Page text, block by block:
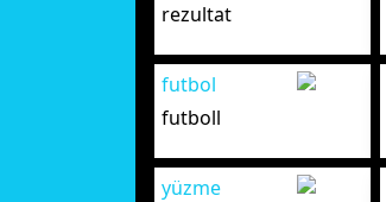
rezultat
futbol
futboll
yüzme